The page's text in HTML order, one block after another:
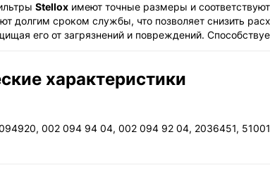
Stellox имеют точные размеры и
долгим сроком службы, что позволяет снизить
его от загрязнений и повреждений.
характеристики
002 094 94 04, 002 094 92 04, 2036451,